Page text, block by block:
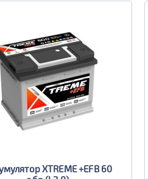
XTREME +EFB 60